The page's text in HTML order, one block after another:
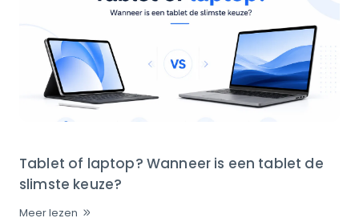
Tablet of laptop? Wanneer is een tablet de
slimste keuze?
Meer lezen